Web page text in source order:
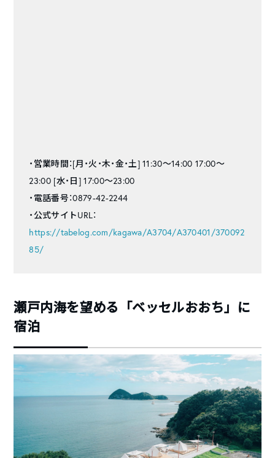
・営業時間：[月・火・木・金・土] 11:30～14:00 17:00～
23:00 [水・日] 17:00～23:00
・電話番号：0879-42-2244
・公式サイトURL：
https://tabelog.com/kagawa/A3704/A370401/370092
85/
瀬戸内海を望める「ベッセルおおち」に
宿泊